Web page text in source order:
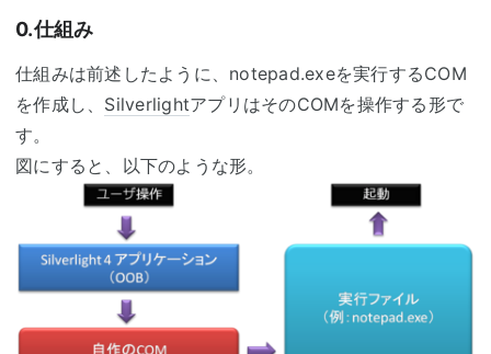
0.仕組み
仕組みは前述したように、notepad.exeを実行するCOM
を作成し、 SilverlightアプリはそのCOMを操作する形で
す。
図にすると、以下のような形。